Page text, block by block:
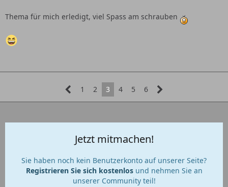
Thema für mich erledigt, viel Spass am schrauben
1 2 3 4 5 6
Jetzt mitmachen!
Sie haben noch kein Benutzerkonto auf unserer Seite?
Registrieren Sie sich kostenlosund nehmen Sie an
unserer Community teil!